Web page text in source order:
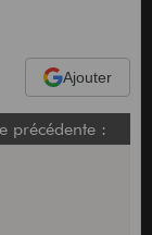
Ajouter
précédente :